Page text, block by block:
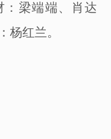
：梁端端、肖达
杨红兰。